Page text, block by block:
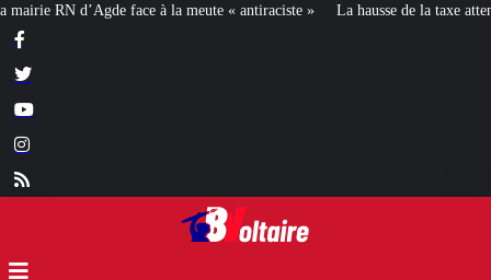
antiraciste » La hausse de la taxe attentat va augmenter votre assurance